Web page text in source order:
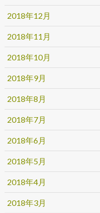
2018年12月
2018年11月
2018年10月
2018年9月
2018年8月
2018年7月
2018年6月
2018年5月
2018年4月
2018年3月